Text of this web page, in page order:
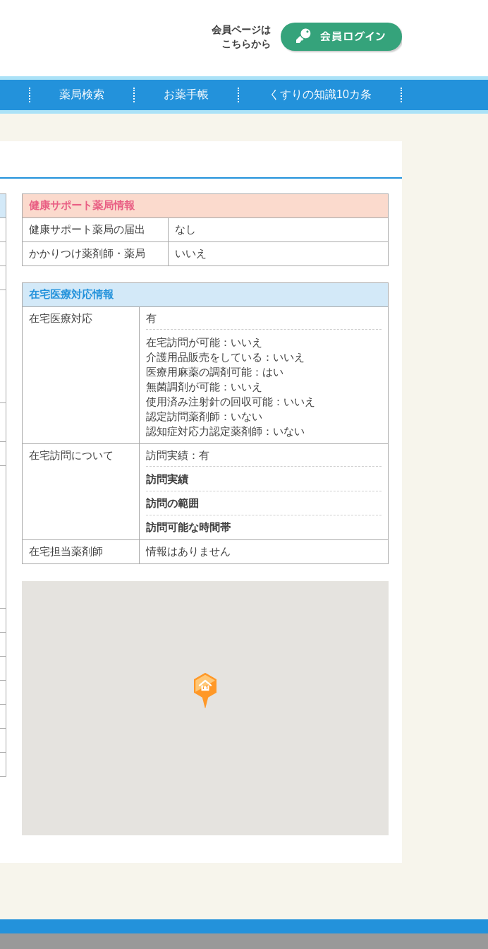
会員ページは
こちらから
薬局検索 お薬手帳 くすりの知識10カ条
健康サポート薬局情報
健康サポート薬局の届出
なし
かかりつけ薬剤師・薬局
いいえ
在宅医療対応情報
在宅医療対応
有
在宅訪問が可能：いいえ
介護用品販売をしている：いいえ
医療用麻薬の調剤可能：はい
無菌調剤が可能：いいえ
使用済み注射針の回収可能：いいえ
認定訪問薬剤師：いない
認知症対応力認定薬剤師：いない
在宅訪問について
訪問実績：有
訪問実績
訪問の範囲
訪問可能な時間帯
在宅担当薬剤師
情報はありません